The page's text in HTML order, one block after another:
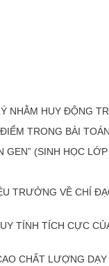
NHẰM HUY ĐỘNG
TRONG BÀI
GEN” (SINH HỌC
TRƯỞNG VỀ CHỈ
TÍNH TÍCH CỰC
CHẤT LƯỢNG